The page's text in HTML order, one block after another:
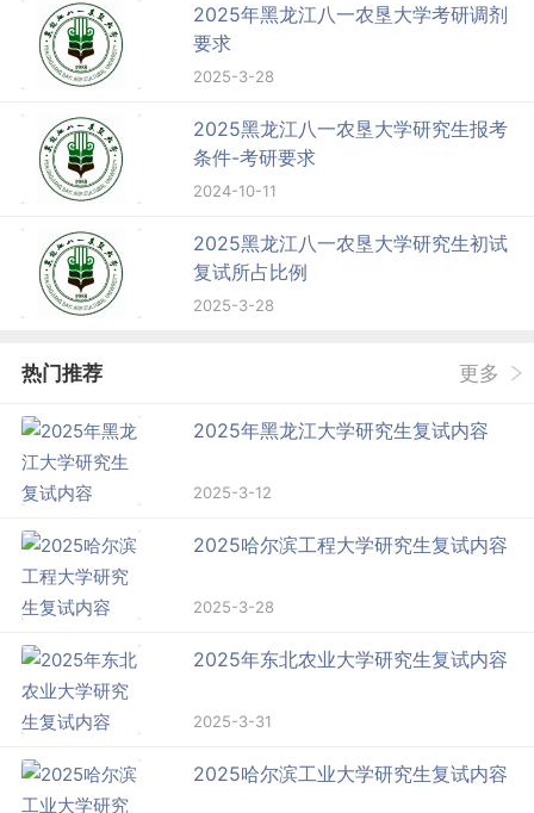
2025年黑龙江八一农垦大学考研调剂
要求
2025-3-28
2025黑龙江八一农垦大学研究生报考
条件-考研要求
2024-10-11
2025黑龙江八一农垦大学研究生初试
复试所占比例
2025-3-28
热门推荐 更多
2025年黑龙江大学研究生复试内容
2025-3-12
2025哈尔滨工程大学研究生复试内容
2025-3-28
2025年东北农业大学研究生复试内容
2025-3-31
2025哈尔滨工业大学研究生复试内容